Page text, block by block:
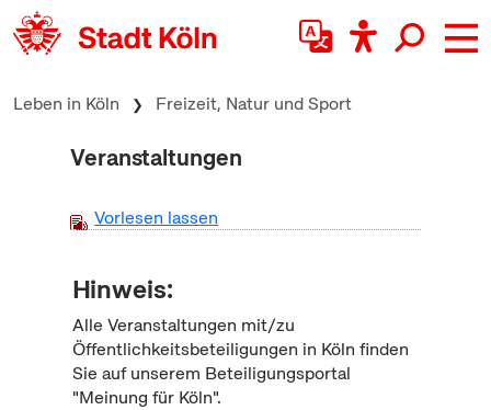
zum Inhalt springen
Leben in Köln Freizeit, Natur und Sport
Veranstaltungen
Vorlesen lassen
Hinweis:
Alle Veranstaltungen mit/zu
Öffentlichkeitsbeteiligungen in Köln finden
Sie auf unserem Beteiligungsportal
"Meinung für Köln".